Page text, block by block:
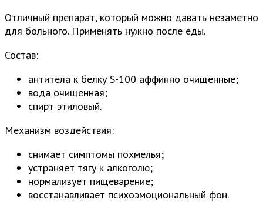
Отличный препарат, который можно давать незаметно
для больного. Применять нужно после еды.
Состав:
антитела к белку S-100 аффинно очищенные;
вода очищенная;
спирт этиловый.
Механизм воздействия:
снимает симптомы похмелья;
устраняет тягу к алкоголю;
нормализует пищеварение;
восстанавливает психоэмоциональный фон.